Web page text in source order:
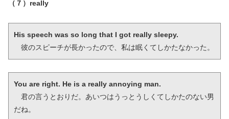
（７）really
His speech was so long that I got really sleepy.
彼のスピーチが長かったので、私は眠くてしかたなかった。
You are right. He is a really annoying man.
君の言うとおりだ。あいつはうっとうしくてしかたのない男
だね。